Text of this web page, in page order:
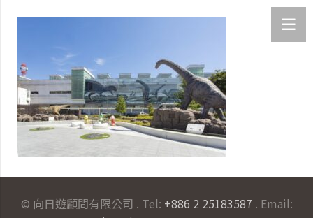
© 向日遊顧問有限公司 . Tel: +886 2 25183587 . Email: